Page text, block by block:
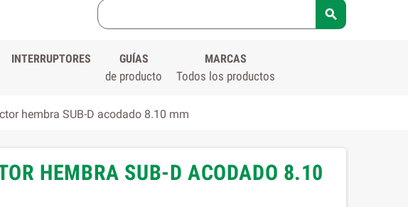

INTERRUPTORES GUÍAS
de producto
MARCAS
Todos los productos
hembra SUB-D acodado 8.10 mm
HEMBRA SUB-D ACODADO 8.10